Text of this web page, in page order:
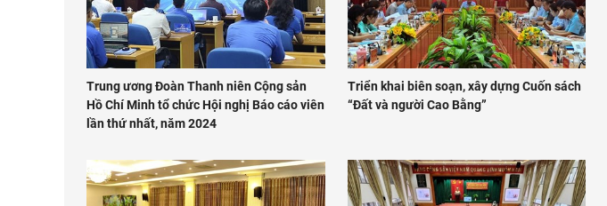
Trung ương Đoàn Thanh niên Cộng sản
Hồ Chí Minh tổ chức Hội nghị Báo cáo viên
lần thứ nhất, năm 2024
Triển khai biên soạn, xây dựng Cuốn sách
“Đất và người Cao Bằng”